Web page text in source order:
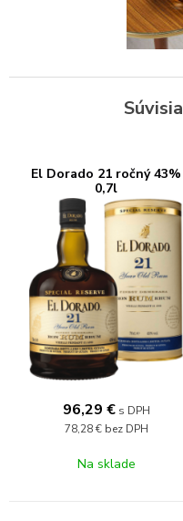
El Dorado 21 ročný 43%
0,7l
96,29 € s DPH
78,28 € bez DPH
Na sklade